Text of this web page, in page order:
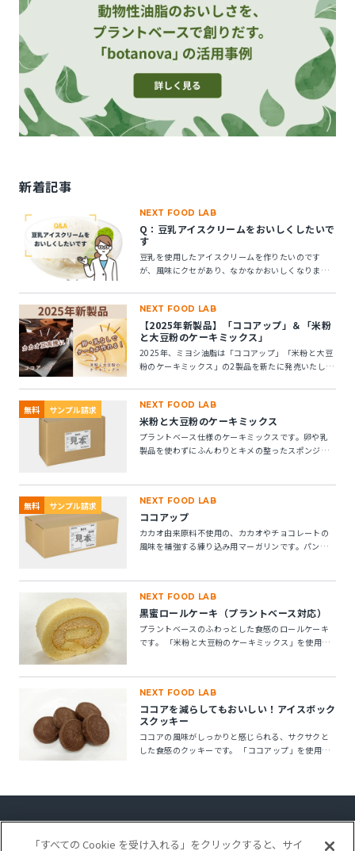
新着記事
NEXT FOOD LAB
Q：豆乳アイスクリームをおいしくしたいで
す
豆乳を使用したアイスクリームを作りたいのです
が、風味にクセがあり、なかなかおいしくなりませ
NEXT FOOD LAB
【2025年新製品】「ココアップ」＆「米粉
と大豆粉のケーキミックス」
2025年、ミヨシ油脂は「ココアップ」「米粉と大豆
粉のケーキミックス」の2製品を新たに発売いたしま
無料 サンプル請求 NEXT FOOD LAB
米粉と大豆粉のケーキミックス
プラントベース仕様のケーキミックスです。卵や乳
製品を使わずにふんわりとキメの整ったスポンジケ
無料 サンプル請求 NEXT FOOD LAB
ココアップ
カカオ由来原料不使用の、カカオやチョコレートの
風味を補強する練り込み用マーガリンです。パン・
NEXT FOOD LAB
黒蜜ロールケーキ（プラントベース対応）
プラントベースのふわっとした食感のロールケーキ
です。 「米粉と大豆粉のケーキミックス」を使用す
リューム感のある仕上がりになります。
NEXT FOOD LAB
ココアを減らしてもおいしい！アイスボック
スクッキー
ココアの風味がしっかりと感じられる、サクサクと
した食感のクッキーです。 「ココアップ」を使用す
「すべての Cookie を受け入れる」をクリックすると、サイ